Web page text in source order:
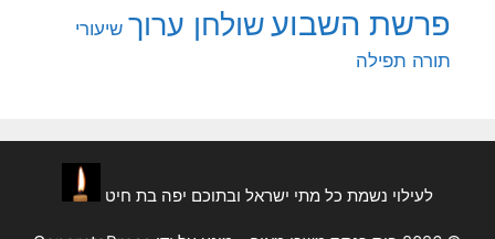
פרשת השבועשולחן ערוך שיעורי
תורה תפילה
לעילוי נשמת כל מתי ישראל ובתוכם יפה בת חיט